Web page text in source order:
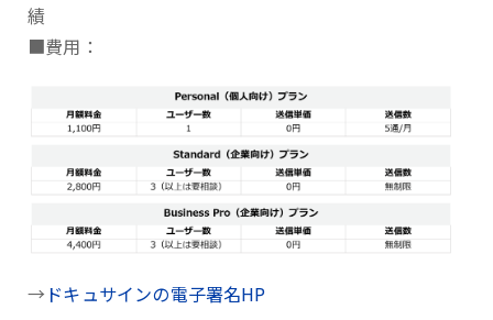
績
■費用：
→ ドキュサインの電子署名HP